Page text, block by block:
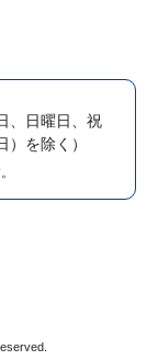
、日曜日、祝
を除く）